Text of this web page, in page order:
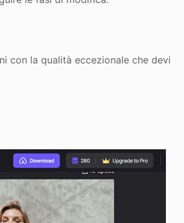
con la qualità eccezionale che devi